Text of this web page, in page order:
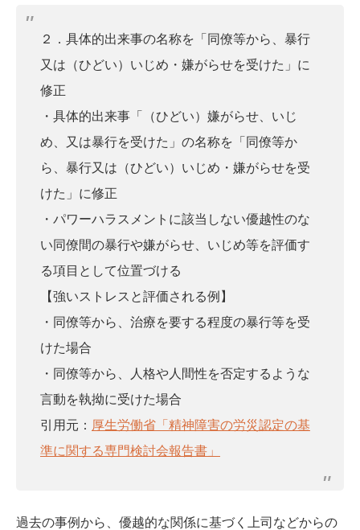
２．具体的出来事の名称を「同僚等から、暴行
又は（ひどい）いじめ・嫌がらせを受けた」に
修正
・具体的出来事「（ひどい）嫌がらせ、いじ
め、又は暴行を受けた」の名称を「同僚等か
ら、暴行又は（ひどい）いじめ・嫌がらせを受
けた」に修正
・パワーハラスメントに該当しない優越性のな
い同僚間の暴行や嫌がらせ、いじめ等を評価す
る項目として位置づける
【強いストレスと評価される例】
・同僚等から、治療を要する程度の暴行等を受
けた場合
・同僚等から、人格や人間性を否定するような
言動を執拗に受けた場合
引用元： 厚生労働省「精神障害の労災認定の基
準に関する専門検討会報告書」
過去の事例から、優越的な関係に基づく上司などからの